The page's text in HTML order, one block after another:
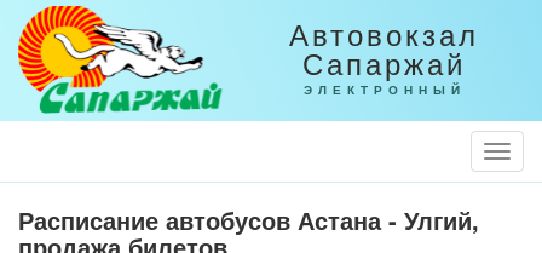
Автовокзал
Сапаржай
ЭЛЕКТРОННЫЙ
Расписание автобусов Астана - Улгий,